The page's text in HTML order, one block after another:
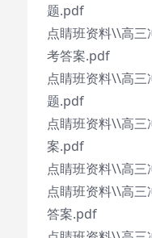
题.pdf
点睛班资料\\高三
考答案.pdf
点睛班资料\\高三
题.pdf
点睛班资料\\高
案.pdf
点睛班资料\\高
点睛班资料\\高
答案.pdf